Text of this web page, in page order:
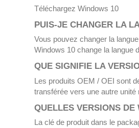
Téléchargez Windows 10
PUIS-JE CHANGER LA
Vous pouvez changer la
Windows 10 change la langue
QUE SIGNIFIE LA
Les produits OEM / OEI sont
transférée vers une autre unité
QUELLES VERSIONS
La clé de produit dans le